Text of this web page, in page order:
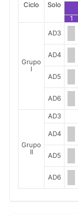
Ciclo Solo
1
Grupo
I
AD3
AD4
AD5
AD6
Grupo
II
AD3
AD4
AD5
AD6